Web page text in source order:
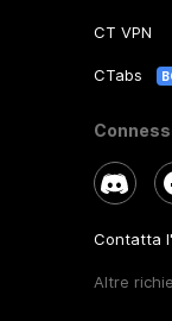
CT VPN
CTabs
Contatta
Altre